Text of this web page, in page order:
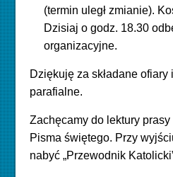
(termin uległ zmianie).
Dzisiaj o godz. 18.30
organizacyjne.
Dziękuję za składane ofiary
parafialne.
Zachęcamy do lektury
Pisma świętego. Przy
nabyć „Przewodnik